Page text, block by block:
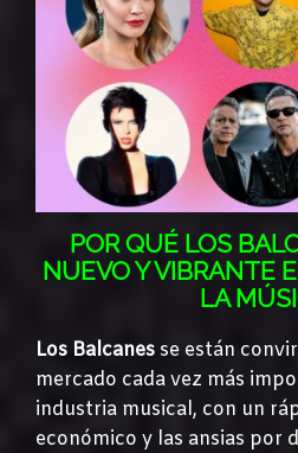
POR QUÉ LOS
NUEVO Y VIBRANTE
LA
Los Balcanes se están
mercado cada vez más
industria musical, con un
económico y las ansias por